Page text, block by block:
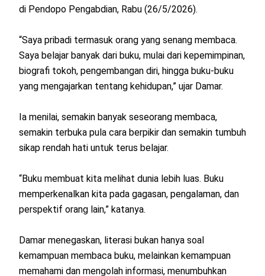
di Pendopo Pengabdian, Rabu (26/5/2026).
“Saya pribadi termasuk orang yang senang membaca.
Saya belajar banyak dari buku, mulai dari kepemimpinan,
biografi tokoh, pengembangan diri, hingga buku-buku
yang mengajarkan tentang kehidupan,” ujar Damar.
Ia menilai, semakin banyak seseorang membaca,
semakin terbuka pula cara berpikir dan semakin tumbuh
sikap rendah hati untuk terus belajar.
“Buku membuat kita melihat dunia lebih luas. Buku
memperkenalkan kita pada gagasan, pengalaman, dan
perspektif orang lain,” katanya.
Damar menegaskan, literasi bukan hanya soal
kemampuan membaca buku, melainkan kemampuan
memahami dan mengolah informasi, menumbuhkan